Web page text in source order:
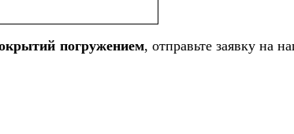
погружением, отправьте заявку на